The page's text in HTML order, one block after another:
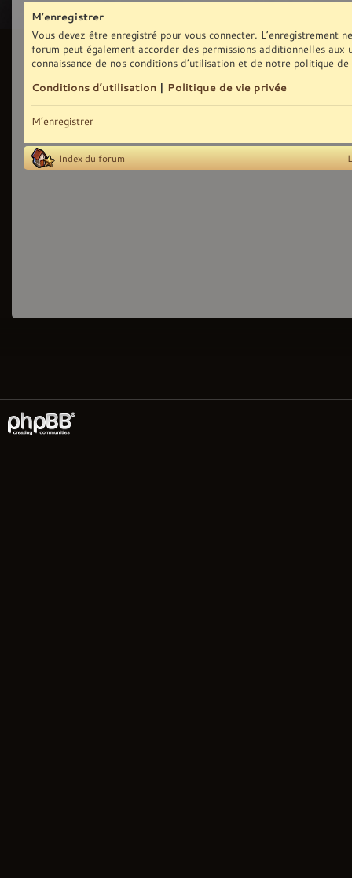
M’enregistrer
Vous devez être enregistré pour vous connecter. L’enregistrement
forum peut également accorder des permissions additionnelles
connaissance de nos conditions d’utilisation et de notre politique
Conditions d’utilisation | Politique de vie privée
M’enregistrer
Index du forum